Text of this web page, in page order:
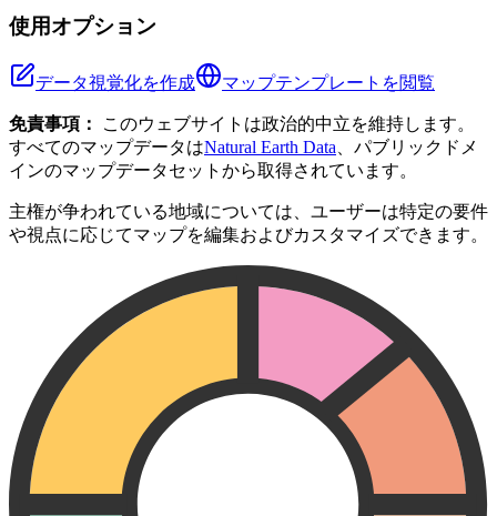
使用オプション
データ視覚化を作成 マップテンプレートを閲覧
免責事項：
このウェブサイトは政治的中立を維持します。
すべてのマップデータはNatural Earth Data 、パブリックドメ
インのマップデータセットから取得されています。
主権が争われている地域については、ユーザーは特定の要件
や視点に応じてマップを編集およびカスタマイズできます。